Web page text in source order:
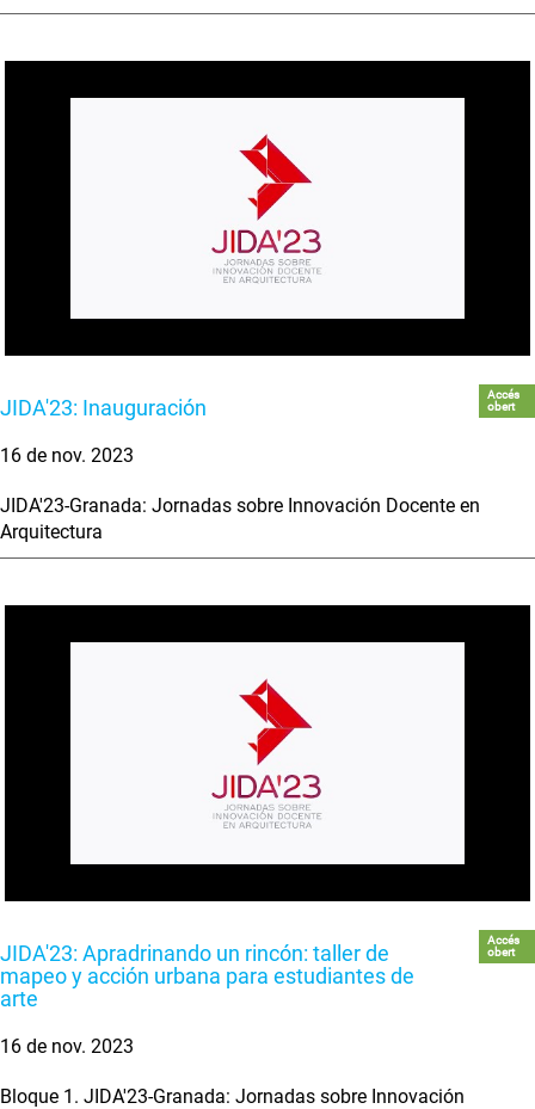
JIDA'23: Inauguración
Accés
obert
16 de nov. 2023
JIDA'23-Granada: Jornadas sobre Innovación Docente en
Arquitectura
JIDA'23: Apradrinando un rincón: taller de
mapeo y acción urbana para estudiantes de
arte
Accés
obert
16 de nov. 2023
Bloque 1. JIDA'23-Granada: Jornadas sobre Innovación